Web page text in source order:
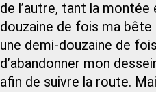
de l’autre, tant la
douzaine de fois ma
une demi-douzaine de
d’abandonner mon
afin de suivre la route.